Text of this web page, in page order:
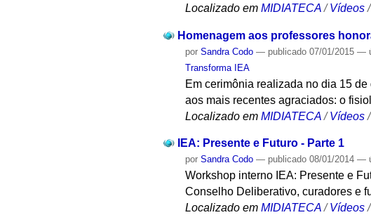
Localizado em MIDIATECA /Vídeos /
Homenagem aos professores
porSandra Codo — publicado 07/01/2015—
Transforma IEA
Em cerimônia realizada no dia 15
aos mais recentes agraciados: o
Localizado em MIDIATECA /Vídeos /
IEA: Presente e Futuro - Parte 1
porSandra Codo — publicado 08/01/2014—
Workshop interno IEA: Presente e
Conselho Deliberativo, curadores e
Localizado em MIDIATECA /Vídeos /